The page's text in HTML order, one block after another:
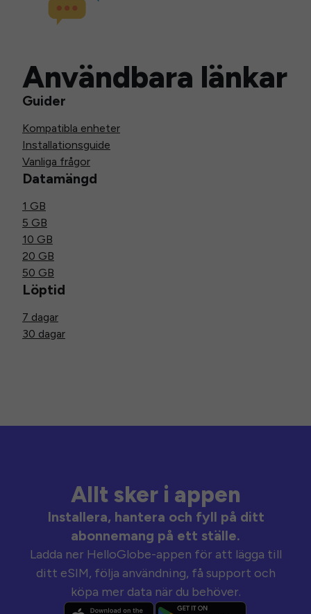
Användbara länkar
Guider
Kompatibla enheter
Installationsguide
Vanliga frågor
Datamängd
1 GB
5 GB
10 GB
20 GB
50 GB
Löptid
7 dagar
30 dagar
Allt sker i appen
Installera, hantera och fyll på ditt
abonnemang på ett ställe.
Ladda ner HelloGlobe-appen för att lägga till
ditt eSIM, följa användning, få support och
köpa mer data när du behöver.